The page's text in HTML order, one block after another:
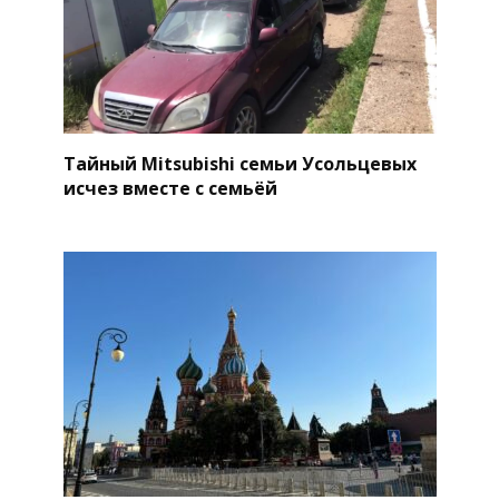
Тайный Mitsubishi семьи Усольцевых
исчез вместе с семьёй